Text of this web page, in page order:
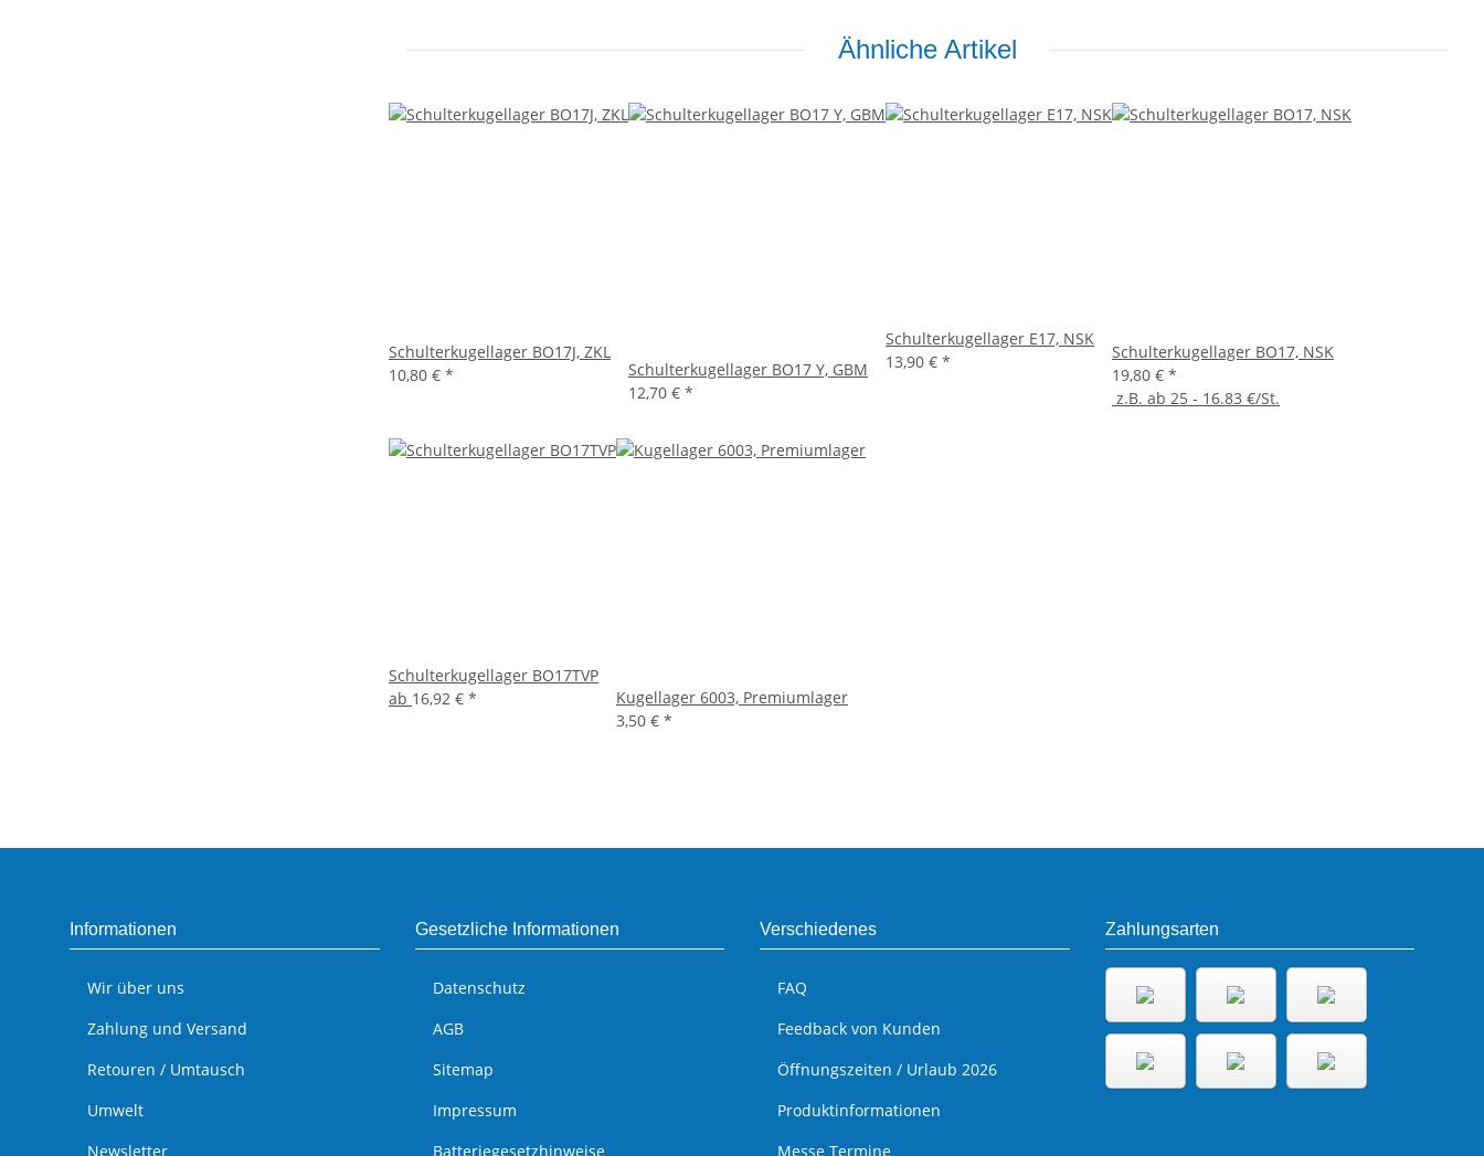
Ähnliche Artikel
Schulterkugellager BO17J, ZKL
10,80 € *
Schulterkugellager BO17 Y, GBM
12,70 € *
Schulterkugellager E17, NSK
13,90 € *
Schulterkugellager BO17, NSK
19,80 € *
z.B. ab 25 - 16.83 €/St.
Schulterkugellager BO17TVP
ab 16,92 € *
Kugellager 6003, Premiumlager
3,50 € *
Informationen
Wir über uns
Zahlung und Versand
Retouren / Umtausch
Umwelt
Newsletter
Gesetzliche Informationen
Datenschutz
AGB
Sitemap
Impressum
Batteriegesetzhinweise
Verschiedenes
FAQ
Feedback von Kunden
Öffnungszeiten / Urlaub 2026
Produktinformationen
Messe Termine
Zahlungsarten